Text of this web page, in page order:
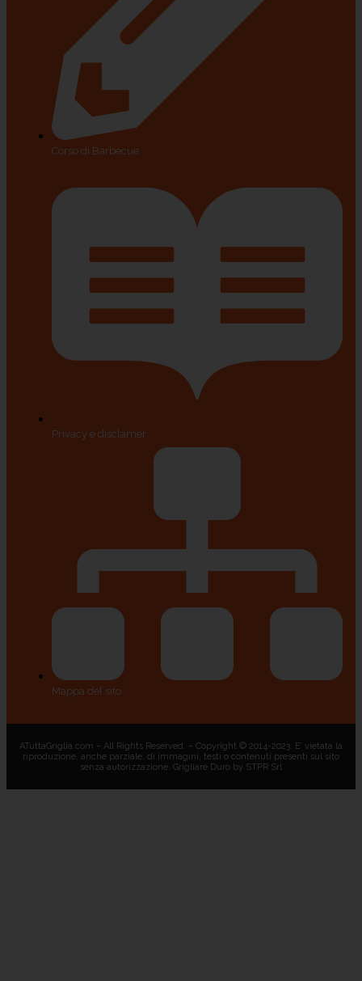
Corso di Barbecue
Privacy e disclamer
Mappa del sito
ATuttaGriglia.com – All Rights Reserved. – Copyright © 2014-2023. E’ vietata la
riproduzione, anche parziale, di immagini, testi o contenuti presenti sul sito
senza autorizzazione. Grigliare Duro by STPR Srl